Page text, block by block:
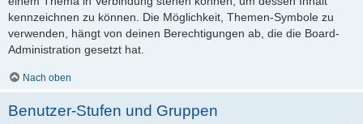
kennzeichnen zu können. Die Möglichkeit, Themen-Symbole zu
verwenden, hängt von deinen Berechtigungen ab, die die Board-
Administration gesetzt hat.
Nach oben
Benutzer-Stufen und Gruppen